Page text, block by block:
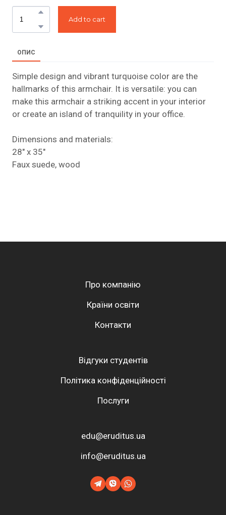
Add to cart
ОПИС
Simple design and vibrant turquoise color are the
hallmarks of this armchair. It is versatile: you can
make this armchair a striking accent in your interior
or create an island of tranquility in your office.
Dimensions and materials:
28" x 35"
Faux suede, wood
Про компанію
Країни освіти
Контакти
Відгуки студентів
Політика конфіденційності
Послуги
edu@eruditus.ua
info@eruditus.ua